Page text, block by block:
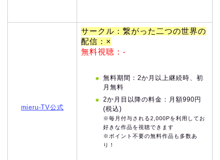
mieru-TV公式
サークル：繋がった二つの世界の
配信：×
無料視聴：-
無料期間：2か月以上継続時、初
月無料
2か月目以降の料金：月額990円
(税込)
※毎月付与される2,000Pを利用してお
好きな作品を視聴できます
※ポイント不要の無料作品も多数あ
り！